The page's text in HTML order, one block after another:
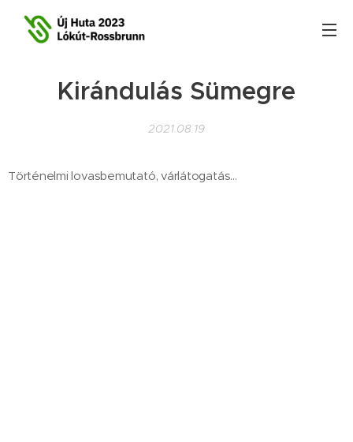
Kirándulás Sümegre
2021.08.19
Történelmi lovasbemutató, várlátogatás...